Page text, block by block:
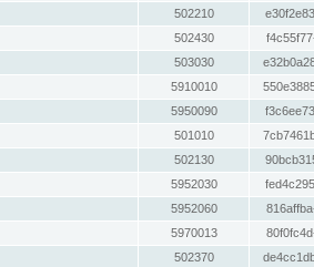
502210
502430
503030
5910010
5950090
501010
502130
5952030
5952060
5970013
502370